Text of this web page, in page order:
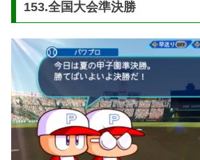
153.全国大会準決勝